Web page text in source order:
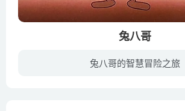
兔八哥
兔八哥的智慧冒险之旅